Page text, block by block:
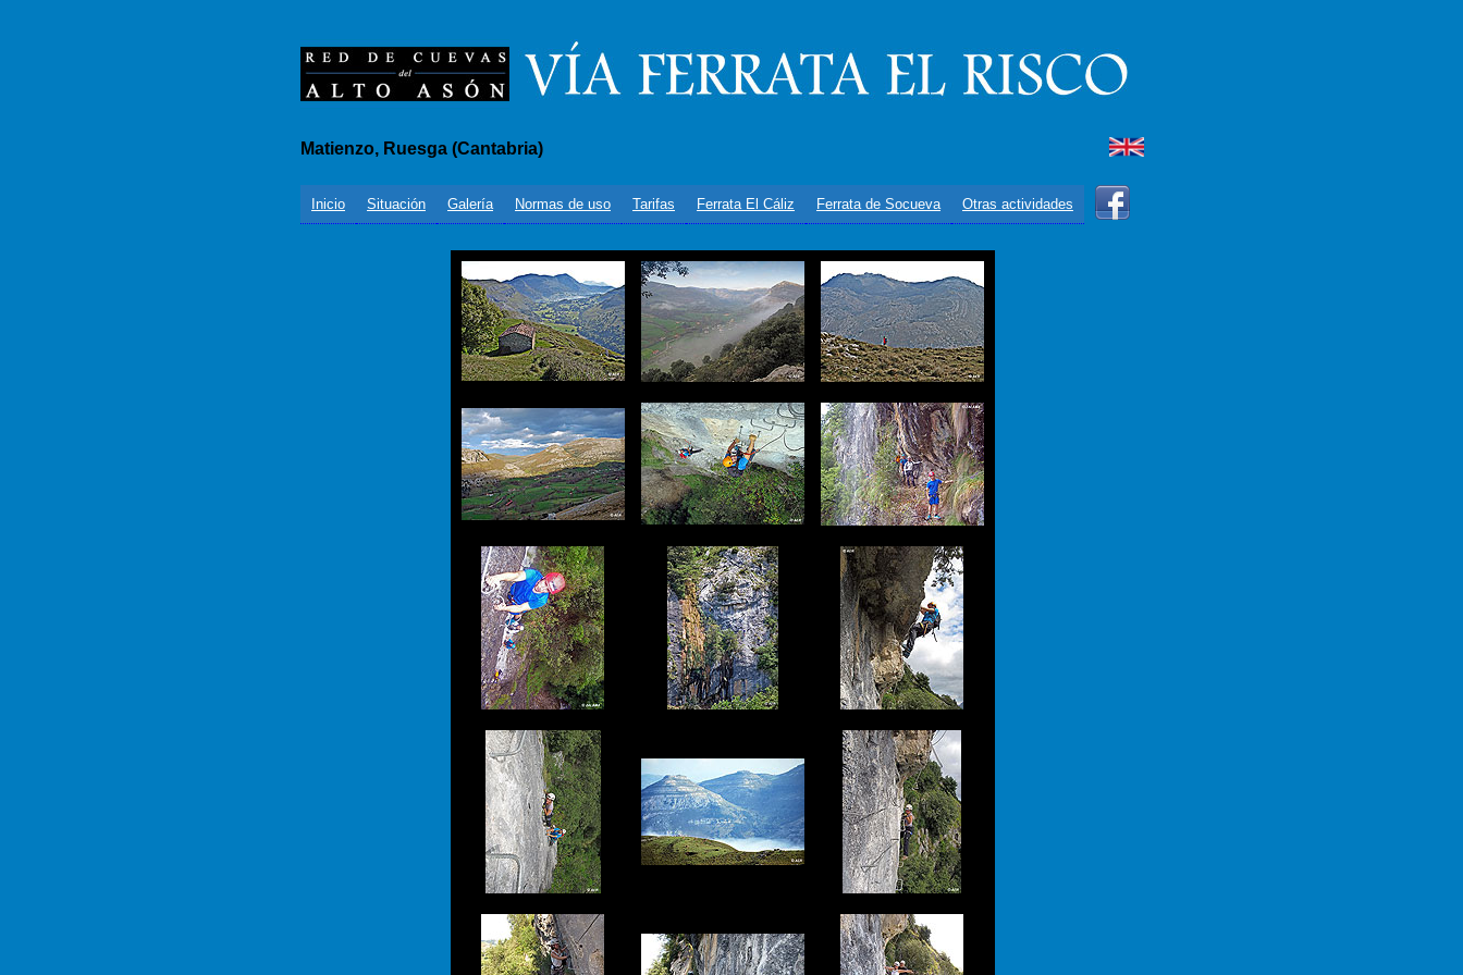
Matienzo, Ruesga (Cantabria)
Inicio Situación Galería Normas de uso Tarifas Ferrata El Cáliz Ferrata de Socueva Otras actividades